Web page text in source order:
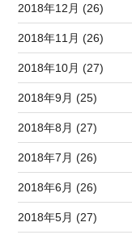
2018年12月 (26)
2018年11月 (26)
2018年10月 (27)
2018年9月 (25)
2018年8月 (27)
2018年7月 (26)
2018年6月 (26)
2018年5月 (27)